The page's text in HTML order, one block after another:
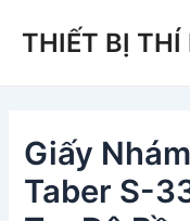
THIẾT BỊ THÍ
Giấy
Taber S-